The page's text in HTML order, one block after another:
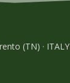
(TN) · ITALY